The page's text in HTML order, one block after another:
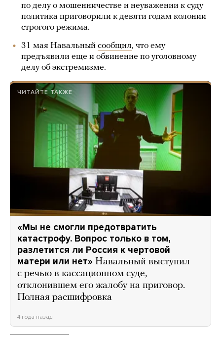
по делу о мошенничестве и неуважении к суду
политика приговорили к девяти годам колонии
строгого режима.
31 мая Навальный сообщил, что ему
предъявили еще и обвинение по уголовному
делу об экстремизме.
ЧИТАЙТЕ ТАКЖЕ
«Мы не смогли предотвратить
катастрофу. Вопрос только в том,
разлетится ли Россия к чертовой
матери или нет» Навальный выступил
с речью в кассационном суде,
отклонившем его жалобу на приговор.
Полная расшифровка
4 года назад